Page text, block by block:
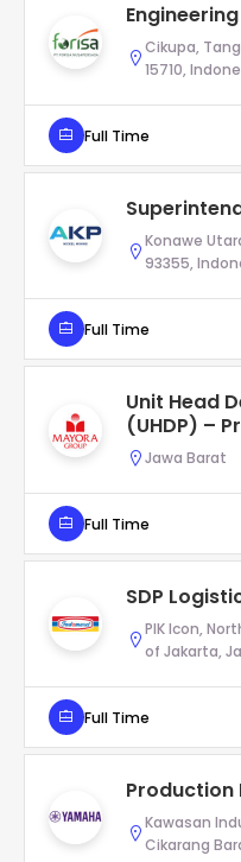
Cikupa,
15710,
Full Time
Konawe
93355,
Full Time
Unit Head
(UHDP) –
Jawa Barat
Full Time
SDP
PIK Icon,
of Jakarta,
Full Time
Production
Kawasan
Cikarang